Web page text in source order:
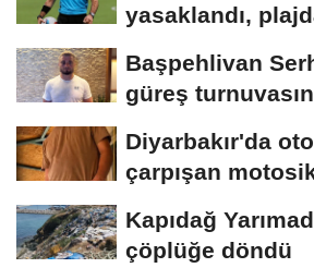
yasaklandı,
Başpehlivan
güreş
Diyarbakır'da
çarpışan
Kapıdağ
çöplüğe döndü